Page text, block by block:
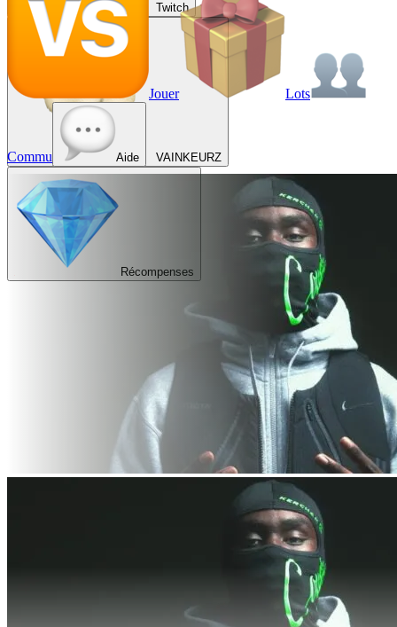
Twitch
VAINKEURZ
Récompenses
Jouer Lots
Commu Aide